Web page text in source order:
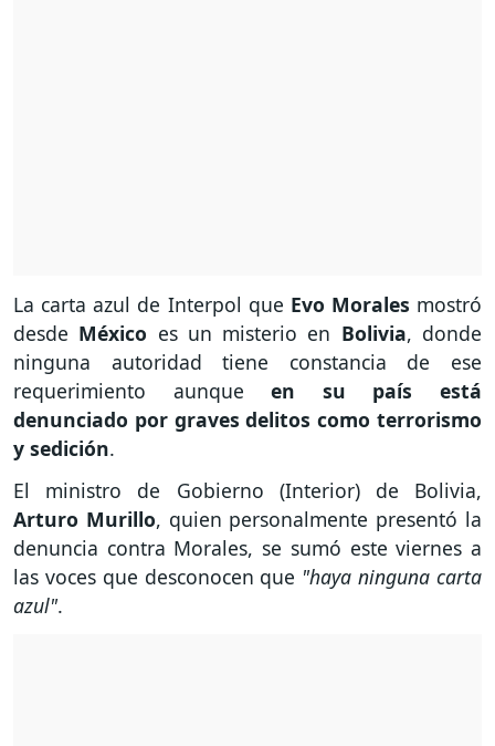
La carta azul de Interpol que Evo Morales mostró
desde México es un misterio en Bolivia, donde
ninguna autoridad tiene constancia de ese
requerimiento aunqueen su país está
denunciado por graves delitos como terrorismo
y sedición.
El ministro de Gobierno (Interior) de Bolivia,
Arturo Murillo, quien personalmente presentó la
denuncia contra Morales, se sumó este viernes a
las voces que desconocen que "haya ninguna carta
azul".